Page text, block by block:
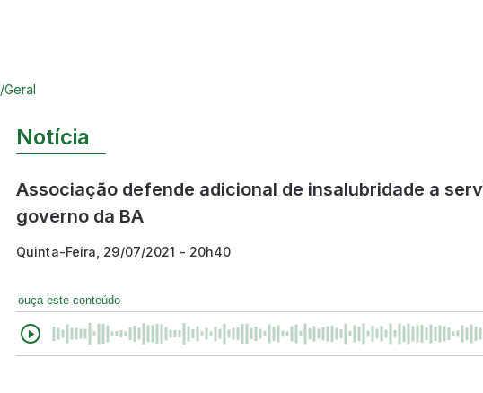
/Geral
Notícia
Associação defende adicional de insalubridade a
governo da BA
Quinta-Feira, 29/07/2021 - 20h40
ouça este conteúdo